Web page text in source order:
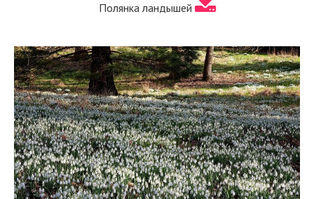
Полянка ландышей